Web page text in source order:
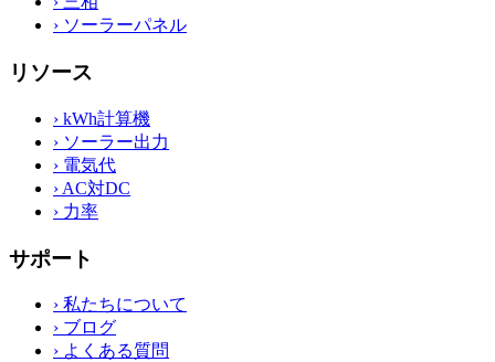
› ソーラーパネル
リソース
› kWh計算機
› ソーラー出力
› 電気代
› AC対DC
› 力率
サポート
› 私たちについて
› ブログ
› よくある質問